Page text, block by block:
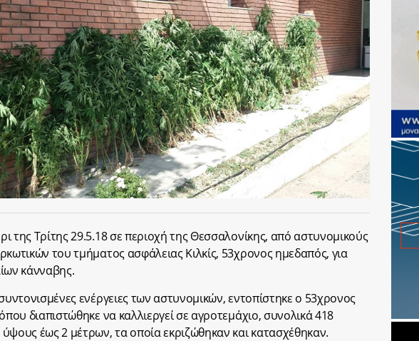
της Τρίτης 29.5.18 σε περιοχή της Θεσσαλονίκης, από αστυνομικούς
του τμήματος ασφάλειας Κιλκίς, 53χρονος ημεδαπός, για
κάνναβης.
ενέργειες των αστυνομικών, εντοπίστηκε ο 53χρονος
διαπιστώθηκε να καλλιεργεί σε αγροτεμάχιο, συνολικά 418
έως 2 μέτρων, τα οποία εκριζώθηκαν και κατασχέθηκαν.